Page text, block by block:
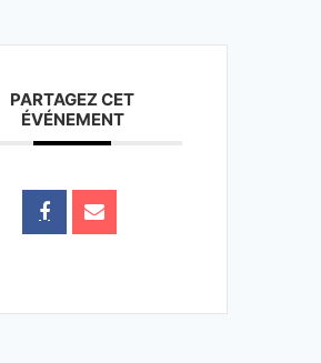
PARTAGEZ CET
ÉVÉNEMENT